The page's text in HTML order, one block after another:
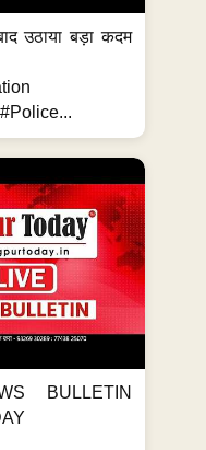
उठाया बड़ा कदम
BULLETIN